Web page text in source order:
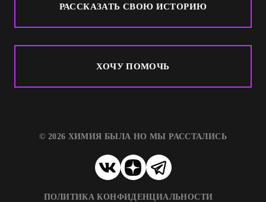
РАССКАЗАТЬ СВОЮ ИСТОРИЮ
ХОЧУ ПОМОЧЬ
© 2026 ХИМИЯ БЫЛА НО МЫ РАССТАЛИСЬ
ПОЛИТИКА КОНФИДЕНЦИАЛЬНОСТИ